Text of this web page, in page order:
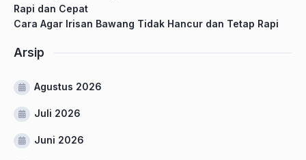
Rapi dan Cepat
Cara Agar Irisan Bawang Tidak Hancur dan Tetap Rapi
Arsip
Agustus 2026
Juli 2026
Juni 2026